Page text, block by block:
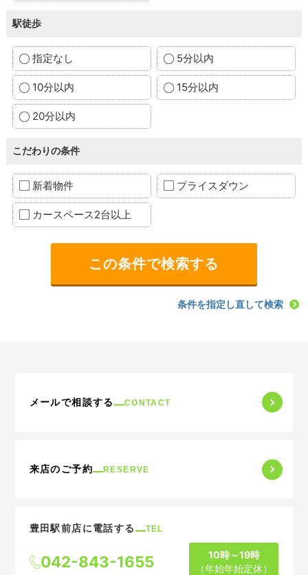
駅徒歩
指定なし 5分以内
10分以内 15分以内
20分以内
こだわりの条件
新着物件 プライスダウン
カースペース2台以上
条件を指定し直して検索
メールで相談する CONTACT
来店のご予約 RESERVE
豊田駅前店に電話する TEL
042-843-1655
10時～19時
（年始年始定休）